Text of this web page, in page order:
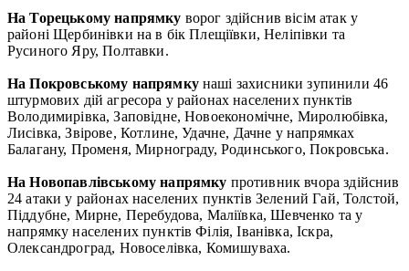
На Торецькому напрямку ворог здійснив вісім атак у
районі Щербинівки на в бік Плещіївки, Неліпівки та
Русиного Яру, Полтавки.
На Покровському напрямку наші захисники зупинили 46
штурмових дій агресора у районах населених пунктів
Володимирівка, Заповідне, Новоекономічне, Миролюбівка,
Лисівка, Звірове, Котлине, Удачне, Дачне у напрямках
Балагану, Променя, Мирнограду, Родинського, Покровська.
На Новопавлівському напрямку противник вчора здійснив
24 атаки у районах населених пунктів Зелений Гай, Толстой,
Піддубне, Мирне, Перебудова, Маліївка, Шевченко та у
напрямку населених пунктів Філія, Іванівка, Іскра,
Олександроград, Новоселівка, Комишуваха.